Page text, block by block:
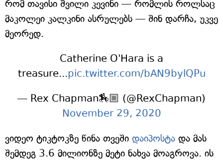
რომ თავისი შვილი კევინი — რომლის როლსაც
მაკოლეი კალკინი ასრულებს — შინ დარჩა, უკვე
მეორედ.
Catherine O'Hara is a
treasure...pic.twitter.com/bAN9bylQPu
— Rex Chapman🏇🏼 (@RexChapman)
November 29, 2020
ვიდეო ტიკტოკზე წინა თვეში დაიპოსტა და მას
შემდეგ 3.6 მილიონზე მეტი ნახვა მოაგროვა. ის